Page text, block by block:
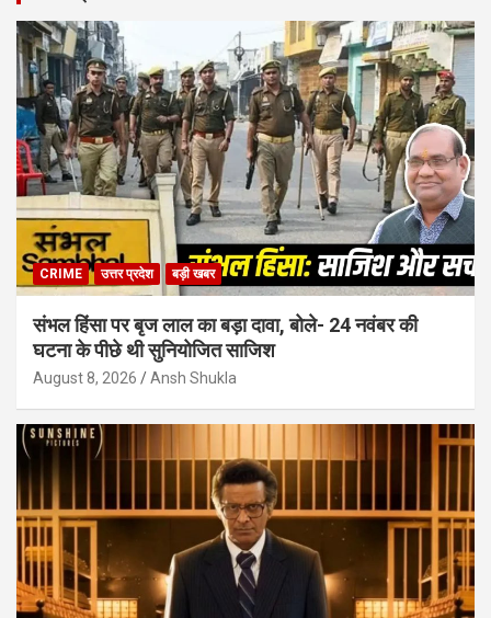
CRIME उत्तर प्रदेश बड़ी खबर
संभल हिंसा पर बृज लाल का बड़ा दावा, बोले- 24 नवंबर की
घटना के पीछे थी सुनियोजित साजिश
August 8, 2026 Ansh Shukla